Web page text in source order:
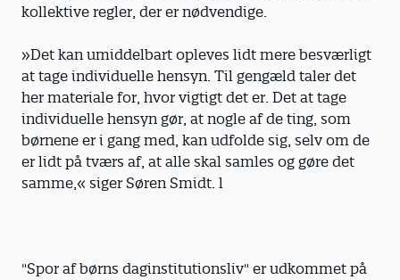
kollektive regler, der er nødvendige.
»Det kan umiddelbart opleves lidt mere besværligt
at tage individuelle hensyn. Til gengæld taler det
her materiale for, hvor vigtigt det er. Det at tage
individuelle hensyn gør, at nogle af de ting, som
børnene er i gang med, kan udfolde sig, selv om de
er lidt på tværs af, at alle skal samles og gøre det
samme,« siger Søren Smidt. l
"Spor af børns daginstitutionsliv" er udkommet på